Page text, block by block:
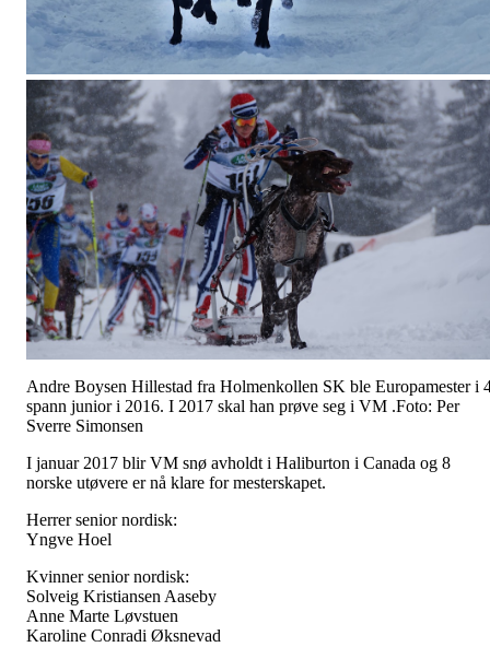
Andre Boysen Hillestad fra Holmenkollen SK ble Europamester i
spann junior i 2016. I 2017 skal han prøve seg i VM .Foto: Per
Sverre Simonsen
I januar 2017 blir VM snø avholdt i Haliburton i Canada og 8
norske utøvere er nå klare for mesterskapet.
Herrer senior nordisk:
Yngve Hoel
Kvinner senior nordisk:
Solveig Kristiansen Aaseby
Anne Marte Løvstuen
Karoline Conradi Øksnevad